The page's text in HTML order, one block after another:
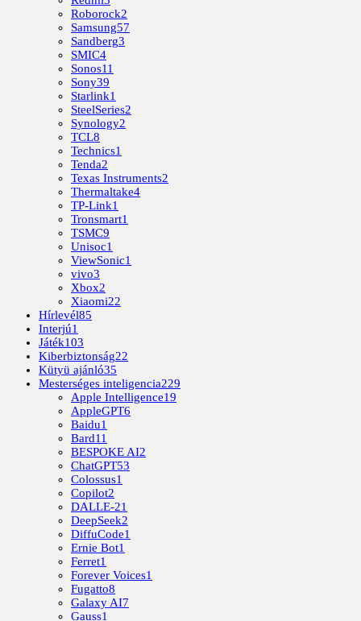
Roborock2
Samsung57
Sandberg3
SMIC4
Sonos11
Sony39
Starlink1
SteelSeries2
Synology2
TCL8
Technics1
Tenda2
Texas Instruments2
Thermaltake4
TP-Link1
Tronsmart1
TSMC9
Unisoc1
ViewSonic1
vivo3
Xbox2
Xiaomi22
Hírlevél85
Interjú1
Játék103
Kiberbiztonság22
Kütyü ajánló35
Mesterséges inteligencia229
Apple Intelligence19
AppleGPT6
Baidu1
Bard11
BESPOKE AI2
ChatGPT53
Colossus1
Copilot2
DALLE-21
DeepSeek2
DiffuCode1
Ernie Bot1
Ferret1
Forever Voices1
Fugatto8
Galaxy AI7
Gauss1